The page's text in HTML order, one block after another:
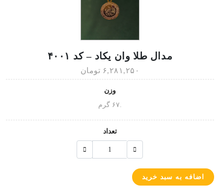
مدال طلا وان یکاد – کد ۴۰۰۱
۶,۲۸۱,۲۵۰ تومان
وزن
.۶۷ گرم
تعداد
اضافه به سبد خرید